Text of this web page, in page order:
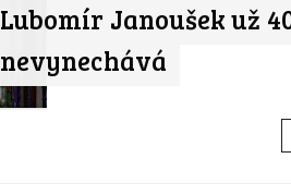
Lubomír Janoušek už
nevynechává